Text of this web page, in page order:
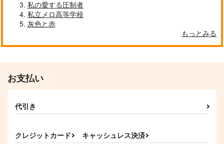
キャベツ畑でつかまえ
て
ぴよぴよ饅頭本舗
315
ていく
1,100
私の愛する圧制者
私立メロ高等学校
灰色と赤
もっとみる
お支払い
代引き
クレジットカード キャッシュレス決済